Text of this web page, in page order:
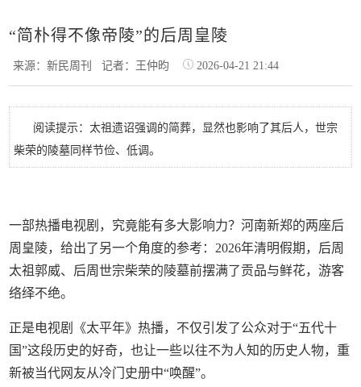
“简朴得不像帝陵”的后周皇陵
来源：新民周刊记者：王仲昀 2026-04-21 21:44
阅读提示：太祖遗诏强调的简葬，显然也影响了其后人，世宗
柴荣的陵墓同样节俭、低调。
一部热播电视剧，究竟能有多大影响力？河南新郑的两座后
周皇陵，给出了另一个角度的参考：2026年清明假期，后周
太祖郭威、后周世宗柴荣的陵墓前摆满了贡品与鲜花，游客
络绎不绝。
正是电视剧《太平年》热播，不仅引发了公众对于“五代十
国”这段历史的好奇，也让一些以往不为人知的历史人物，重
新被当代网友从冷门史册中“唤醒”。